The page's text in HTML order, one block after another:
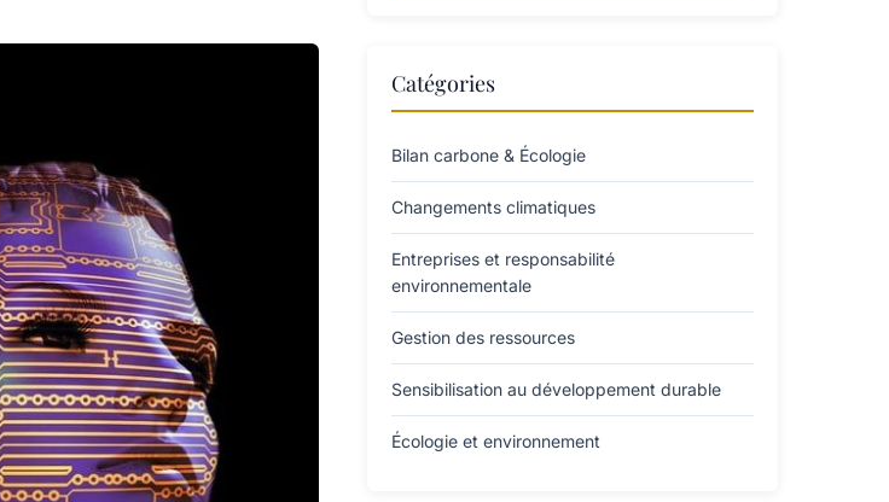
Catégories
Bilan carbone & Écologie
Changements climatiques
Entreprises et responsabilité
environnementale
Gestion des ressources
Sensibilisation au développement durable
Écologie et environnement